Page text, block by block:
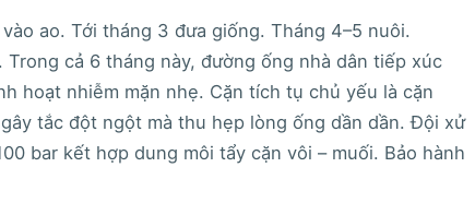
ao. Tới tháng 3 đưa giống. Tháng 4–5 nuôi.
cả 6 tháng này, đường ống nhà dân tiếp xúc
hoạt nhiễm mặn nhẹ. Cặn tích tụ chủ yếu là cặn
tắc đột ngột mà thu hẹp lòng ống dần dần. Đội xử
bar kết hợp dung môi tẩy cặn vôi – muối. Bảo hành